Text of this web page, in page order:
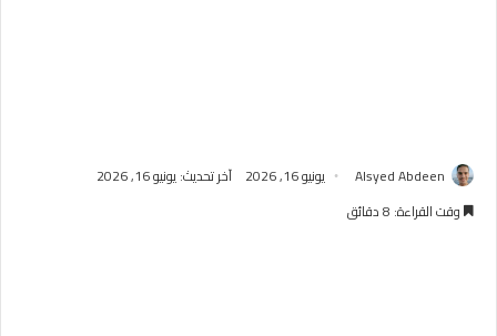
Alsyed Abdeen يونيو 16, 2026
آخر تحديث: يونيو 16, 2026
وقت القراءة: 8 دقائق